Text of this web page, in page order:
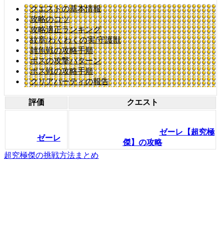
クエストの基本情報
攻略のコツ
攻略適正ランキング
紋章/わくわくの実/守護獣
雑魚戦の攻略手順
ボスの攻撃パターン
ボス戦の攻略手順
クリアパーティの報告
評価 クエスト
ゼーレ
ゼーレ【超究極
傑】の攻略
超究極傑の挑戦方法まとめ